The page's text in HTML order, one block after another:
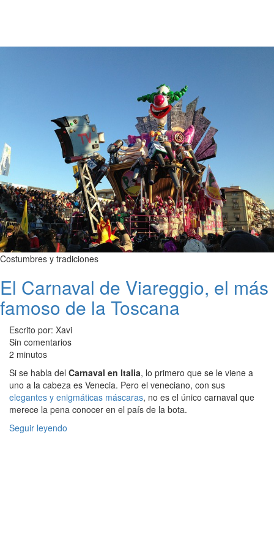
Costumbres y tradiciones
El Carnaval de Viareggio, el más
famoso de la Toscana
Escrito por: Xavi
Sin comentarios
2 minutos
Si se habla del Carnaval en Italia, lo primero que se le viene a
uno a la cabeza es Venecia. Pero el veneciano, con sus
elegantes y enigmáticas máscaras, no es el único carnaval que
merece la pena conocer en el país de la bota.
Seguir leyendo